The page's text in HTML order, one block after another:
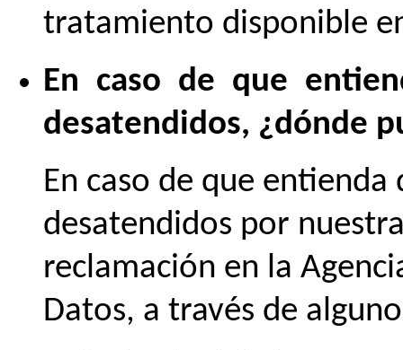
tratamiento disponible
En caso de que
desatendidos, ¿dónde
En caso de que entienda
desatendidos por
reclamación en la
Datos, a través de